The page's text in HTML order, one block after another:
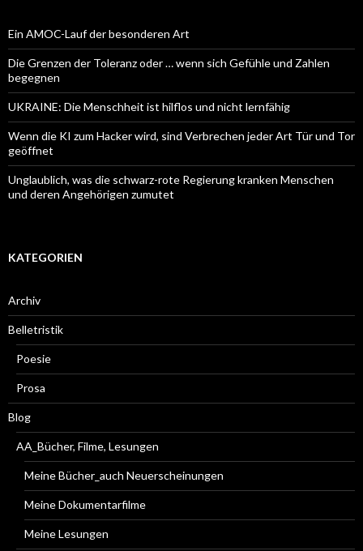
Ein AMOC-Lauf der besonderen Art
Die Grenzen der Toleranz oder … wenn sich Gefühle und Zahlen
begegnen
UKRAINE: Die Menschheit ist hilflos und nicht lernfähig
Wenn die KI zum Hacker wird, sind Verbrechen jeder Art Tür und Tor
geöffnet
Unglaublich, was die schwarz-rote Regierung kranken Menschen
und deren Angehörigen zumutet
KATEGORIEN
Archiv
Belletristik
Poesie
Prosa
Blog
AA_Bücher, Filme, Lesungen
Meine Bücher_auch Neuerscheinungen
Meine Dokumentarfilme
Meine Lesungen